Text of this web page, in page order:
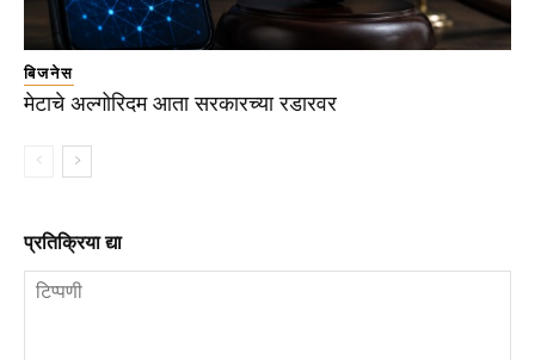
बिजनेस
मेटाचे अल्गोरिदम आता सरकारच्या रडारवर
प्रतिक्रिया द्या